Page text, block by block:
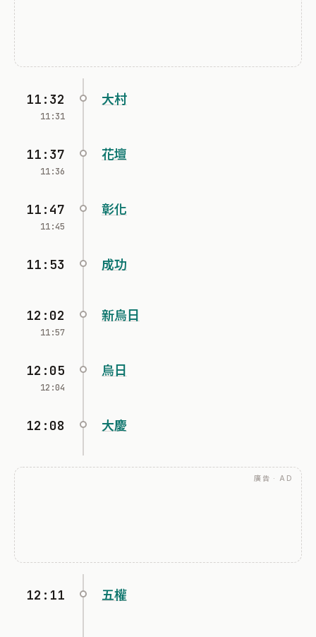
11:32
11:31
大村
11:37
11:36
花壇
11:47
11:45
彰化
11:53 成功
12:02
11:57
新烏日
12:05
12:04
烏日
12:08 大慶
廣告 · AD
12:11 五權